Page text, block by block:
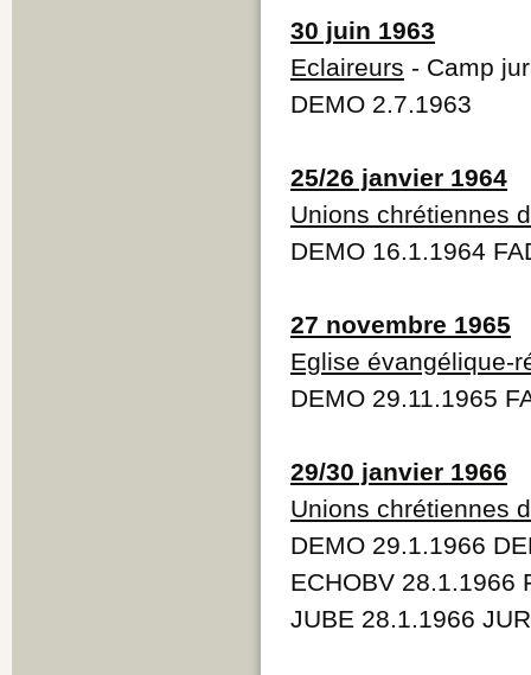
30 juin 1963
Eclaireurs - Camp
DEMO 2.7.1963
25/26 janvier 1964
Unions chrétiennes
DEMO 16.1.1964
27 novembre 1965
Eglise évangélique-
DEMO 29.11.1965
29/30 janvier 1966
Unions chrétiennes
DEMO 29.1.1966
ECHOBV 28.1.1966
JUBE 28.1.1966